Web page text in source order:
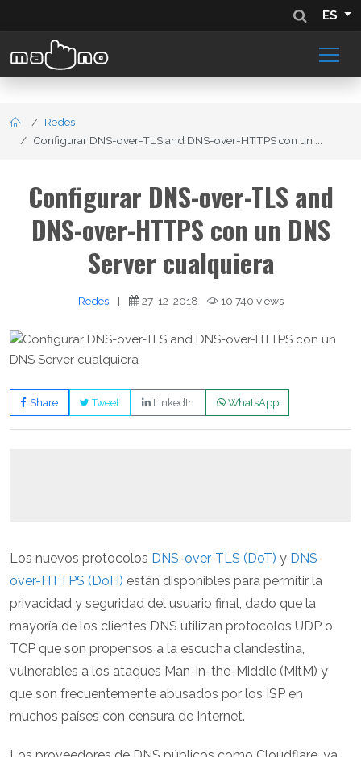
ES
Redes
Configurar DNS-over-TLS and DNS-over-HTTPS con un ...
Configurar DNS-over-TLS and
DNS-over-HTTPS con un DNS
Server cualquiera
Redes | 27-12-2018 10,740 views
Share Tweet LinkedIn WhatsApp
Los nuevos protocolos DNS-over-TLS (DoT) y DNS-
over-HTTPS (DoH) están disponibles para permitir la
privacidad y seguridad del usuario final, dado que la
mayoría de los clientes DNS utilizan protocolos UDP o
TCP que son propensos a la escucha clandestina,
vulnerables a los ataques Man-in-the-Middle (MitM) y
que son frecuentemente abusados por los ISP en
muchos países con censura de Internet.